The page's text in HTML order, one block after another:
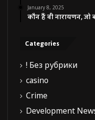
January 8, 2025
कौन हैं वी नारायणन, जो
Categories
! Без рубрики
casino
Crime
Development